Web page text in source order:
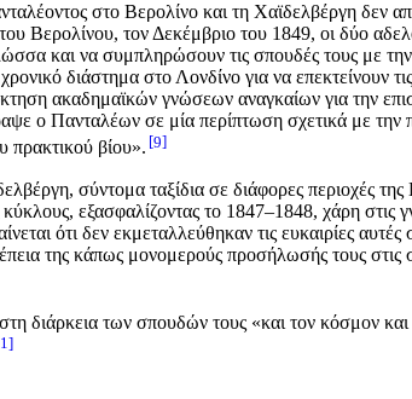
στο Βερολίνο και τη Χαϊδελβέργη
Βερολίνου, τον Δεκέμβριο του 1849, οι δύο
και να συμπληρώσουν τις σπουδές τους με
διάστημα στο Λονδίνο για να επεκτείνουν
ακαδημαϊκών γνώσεων αναγκαίων για την
ο Πανταλέων σε μία περίπτωση σχετικά με την
πρακτικού βίου». 9
σύντομα ταξίδια σε διάφορες περιοχές
εξασφαλίζοντας το 1847–1848, χάρη στις
ότι δεν εκμεταλλεύθηκαν τις ευκαιρίες
της κάπως μονομερούς προσήλωσής τους
διάρκεια των σπουδών τους «και τον κόσμον